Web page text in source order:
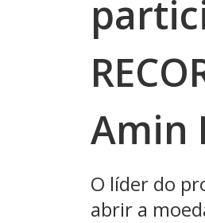
Amin
O líder do
abrir a